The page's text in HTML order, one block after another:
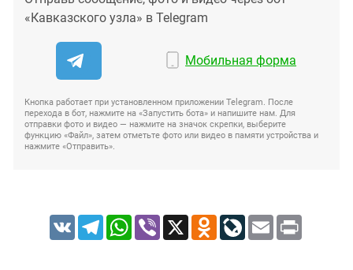
«Кавказского узла» в Telegram
Мобильная форма
Кнопка работает при установленном приложении Telegram. После
перехода в бот, нажмите на «Запустить бота» и напишите нам. Для
отправки фото и видео — нажмите на значок скрепки, выберите
функцию «Файл», затем отметьте фото или видео в памяти устройства и
нажмите «Отправить».
VK TelegramWhatsApp
Viber X Odnoklassniki
LiveJournal
Email Print